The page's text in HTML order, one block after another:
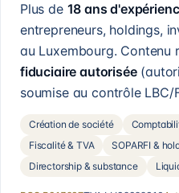
Plus de 18 ans
entrepreneurs, holdings,
au Luxembourg. Contenu
fiduciaire autorisée
soumise au contrôle LBC/
Création de société
Fiscalité & TVA
SOPARFI &
Directorship & substance